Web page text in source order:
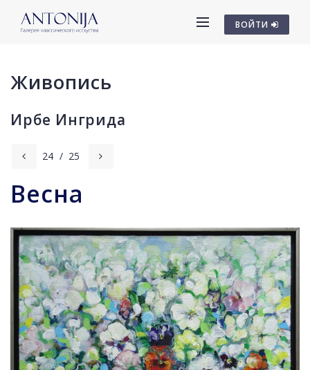
ВОЙТИ
Живопись
Ирбе Ингрида
24 / 25
Весна